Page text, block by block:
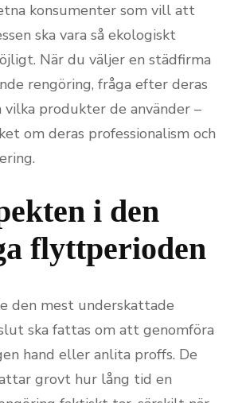
konsumenter som vill att
ska vara så ekologiskt
När du väljer en städfirma
rengöring, fråga efter deras
vilka produkter de använder –
om deras professionalism och
i den
flyttperioden
den mest underskattade
ska fattas om att genomföra
hand eller anlita proffs. De
grovt hur lång tid en